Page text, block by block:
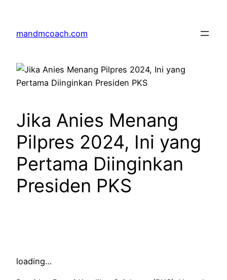
content
mandmcoach.com
Jika Anies Menang
Pilpres 2024, Ini yang
Pertama Diinginkan
Presiden PKS
loading…